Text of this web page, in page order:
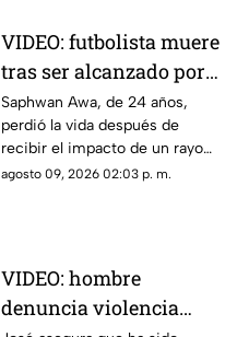
VIDEO: futbolista muere
tras ser alcanzado por
un rayo en pleno
partido
Saphwan Awa, de 24 años,
perdió la vida después de
recibir el impacto de un rayo
mientras disputaba un partido
agosto 09, 2026 02:03 p. m.
VIDEO: hombre
denuncia violencia